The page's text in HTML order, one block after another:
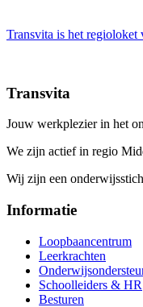
Transvita is het
Transvita
Jouw werkplezier in het
We zijn actief in regio
Wij zijn een
Informatie
Loopbaancentrum
Leerkrachten
Schoolleiders & HR
Besturen